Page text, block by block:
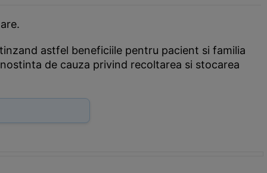
astfel beneficiile pentru pacient si familia
de cauza privind recoltarea si stocarea